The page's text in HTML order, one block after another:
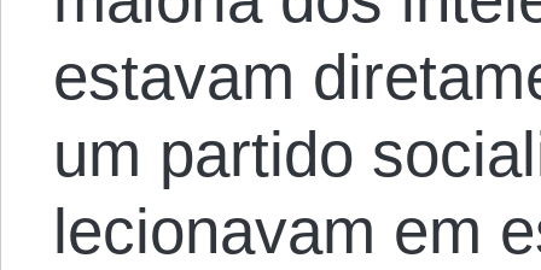
estavam
um partido
lecionavam em